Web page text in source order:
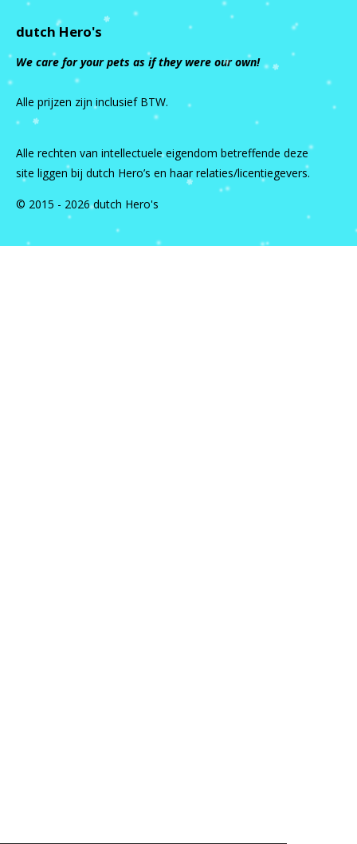
dutch Hero's
We care for your pets as if they were our own!
Alle prijzen zijn inclusief BTW.
Alle rechten van intellectuele eigendom betreffende deze
site liggen bij dutch Hero’s en haar relaties/licentiegevers.
© 2015 - 2026 dutch Hero's